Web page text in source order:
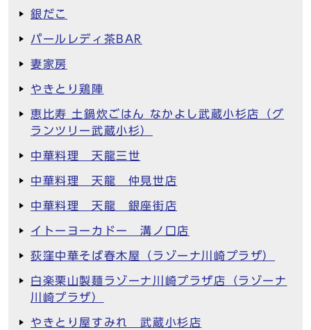
銀だこ
パールレディ茶BAR
妻家房
やきとり鶏陣
恵比寿 土鍋炊ごはん なかよし武蔵小杉店（グ
ランツリー武蔵小杉）
中華料理 天龍三世
中華料理 天龍 仲見世店
中華料理 天龍 銀座街店
イトーヨーカドー 溝ノ口店
荻窪中華そば春木屋（ラゾーナ川崎プラザ）
白楽栗山製麺ラゾーナ川崎プラザ店（ラゾーナ
川崎プラザ）
やきとり屋すみれ 武蔵小杉店